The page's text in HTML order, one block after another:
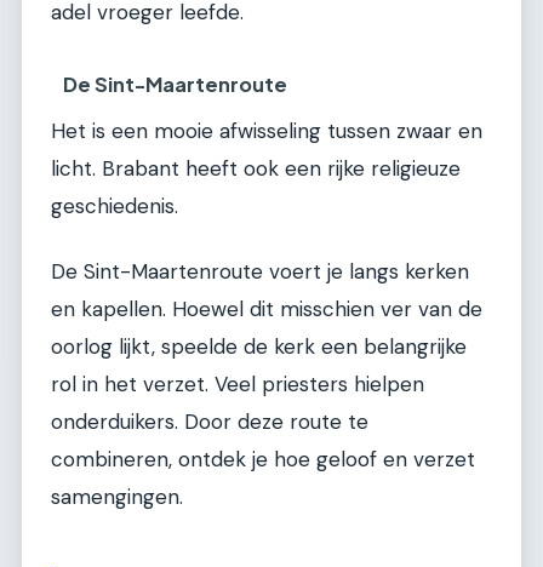
adel vroeger leefde.
De Sint-Maartenroute
Het is een mooie afwisseling tussen zwaar en
licht. Brabant heeft ook een rijke religieuze
geschiedenis.
De Sint-Maartenroute voert je langs kerken
en kapellen. Hoewel dit misschien ver van de
oorlog lijkt, speelde de kerk een belangrijke
rol in het verzet. Veel priesters hielpen
onderduikers. Door deze route te
combineren, ontdek je hoe geloof en verzet
samengingen.